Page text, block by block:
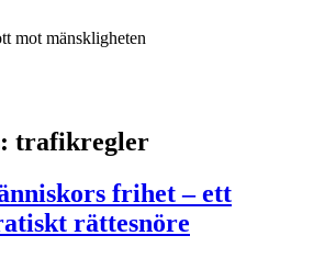
mot mänskligheten
trafikregler
frihet – ett
rättesnöre